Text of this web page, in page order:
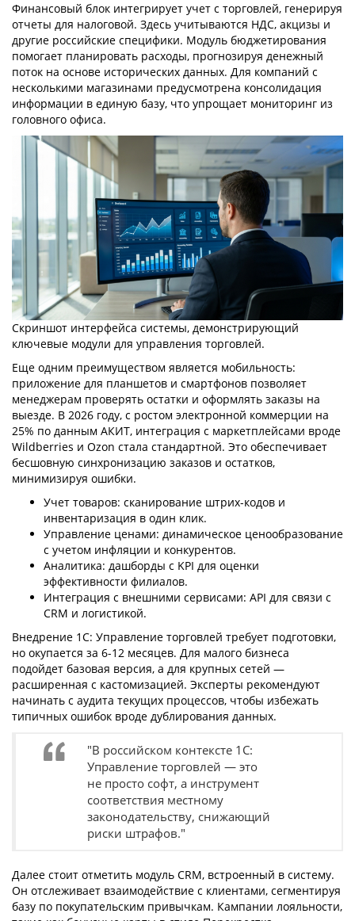
Финансовый блок интегрирует учет с торговлей, генерируя
отчеты для налоговой. Здесь учитываются НДС, акцизы и
другие российские специфики. Модуль бюджетирования
помогает планировать расходы, прогнозируя денежный
поток на основе исторических данных. Для компаний с
несколькими магазинами предусмотрена консолидация
информации в единую базу, что упрощает мониторинг из
головного офиса.
Скриншот интерфейса системы, демонстрирующий
ключевые модули для управления торговлей.
Еще одним преимуществом является мобильность:
приложение для планшетов и смартфонов позволяет
менеджерам проверять остатки и оформлять заказы на
выезде. В 2026 году, с ростом электронной коммерции на
25% по данным АКИТ, интеграция с маркетплейсами вроде
Wildberries и Ozon стала стандартной. Это обеспечивает
бесшовную синхронизацию заказов и остатков,
минимизируя ошибки.
Учет товаров: сканирование штрих-кодов и
инвентаризация в один клик.
Управление ценами: динамическое ценообразование
с учетом инфляции и конкурентов.
Аналитика: дашборды с KPI для оценки
эффективности филиалов.
Интеграция с внешними сервисами: API для связи с
CRM и логистикой.
Внедрение 1С: Управление торговлей требует подготовки,
но окупается за 6-12 месяцев. Для малого бизнеса
подойдет базовая версия, а для крупных сетей —
расширенная с кастомизацией. Эксперты рекомендуют
начинать с аудита текущих процессов, чтобы избежать
типичных ошибок вроде дублирования данных.
"В российском контексте 1С:
Управление торговлей — это
не просто софт, а инструмент
соответствия местному
законодательству, снижающий
риски штрафов."
Далее стоит отметить модуль CRM, встроенный в систему.
Он отслеживает взаимодействие с клиентами, сегментируя
базу по покупательским привычкам. Кампании лояльности,